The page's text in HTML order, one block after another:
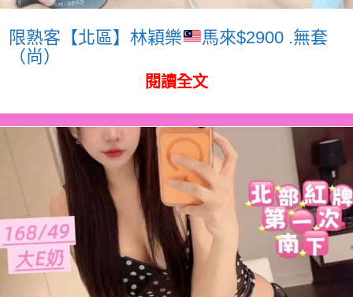
限熟客【北區】林穎樂
馬來$2900 .無套
（尚）
閱讀全文